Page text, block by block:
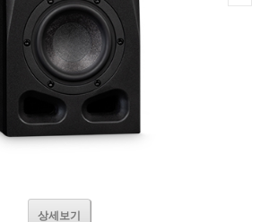
상세보기